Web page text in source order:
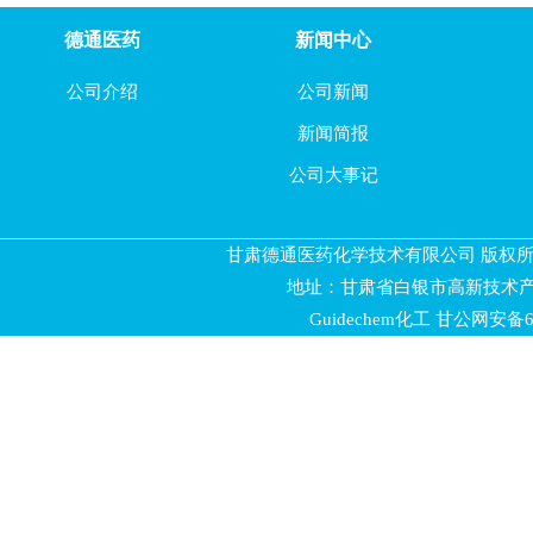
德通医药
公司介绍
新闻中心
公司新闻
新闻简报
公司大事记
甘肃德通医药化学技术有限公司 版权
地址：甘肃省白银市高新技术
Guidechem化工 甘公网安备